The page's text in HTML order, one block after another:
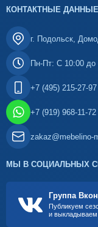
КОНТАКТНЫЕ ДАННЫЕ
г. Подольск,
Пн-Пт: С 10:00 до
+7 (495) 215-27-97
+7 (919) 968-11-72
zakaz@mebelino-
МЫ В СОЦИАЛЬНЫХ
Группа
Публикуем
и